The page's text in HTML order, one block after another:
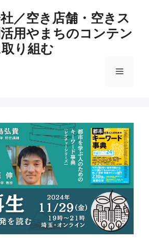
／空き店舗・空きス
用やまちのコンテン
り組む
メ
ュ
ー